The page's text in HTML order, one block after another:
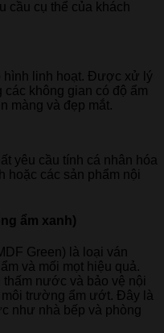
cầu cụ thể của khách
hình linh hoạt. Được xử lý
các không gian có độ ẩm
màng và đẹp mắt.
yêu cầu tính cá nhân hóa
hoặc các sản phẩm nội
ẩm xanh)
Green) là loại ván
và mối mọt hiệu quả.
nước và bảo vệ nội
trường ẩm ướt. Đây là
như nhà bếp và phòng